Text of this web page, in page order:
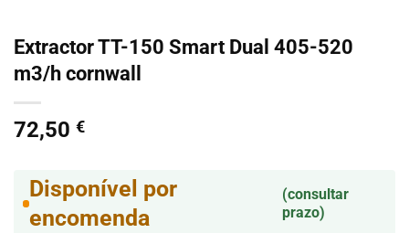
Extractor TT-150 Smart Dual 405-520
m3/h cornwall
72,50 €
Disponível por
encomenda
(consultar
prazo)